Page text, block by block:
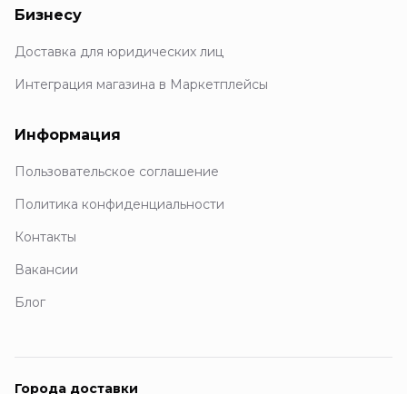
Бизнесу
Доставка для юридических лиц
Интеграция магазина в Маркетплейсы
Информация
Пользовательское соглашение
Политика конфиденциальности
Контакты
Вакансии
Блог
Города доставки